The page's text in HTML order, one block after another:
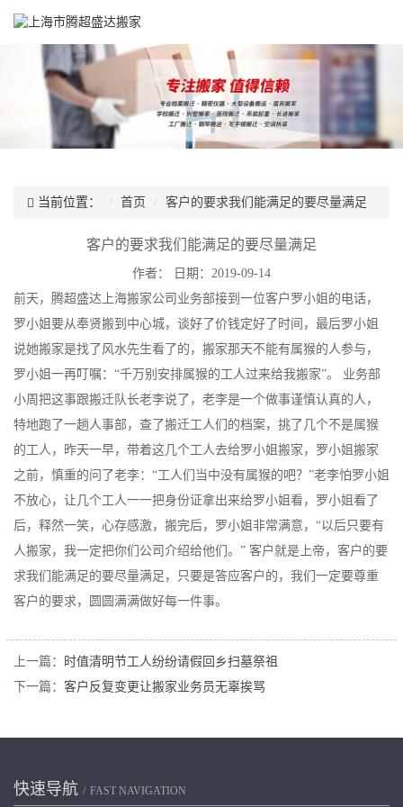
当前位置： 首页 客户的要求我们能满足的要尽量满足
客户的要求我们能满足的要尽量满足
作者：
日期：2019-09-14
前天，腾超盛达上海搬家公司业务部接到一位客户罗小姐的电话，
罗小姐要从奉贤搬到中心城，谈好了价钱定好了时间，最后罗小姐
说她搬家是找了风水先生看了的，搬家那天不能有属猴的人参与，
罗小姐一再叮嘱：“千万别安排属猴的工人过来给我搬家”。 业务部
小周把这事跟搬迁队长老李说了，老李是一个做事谨慎认真的人，
特地跑了一趟人事部，查了搬迁工人们的档案，挑了几个不是属猴
的工人，昨天一早，带着这几个工人去给罗小姐搬家，罗小姐搬家
之前，慎重的问了老李：“工人们当中没有属猴的吧？”老李怕罗小姐
不放心，让几个工人一一把身份证拿出来给罗小姐看，罗小姐看了
后，释然一笑，心存感激，搬完后，罗小姐非常满意，“以后只要有
人搬家，我一定把你们公司介绍给他们。” 客户就是上帝，客户的要
求我们能满足的要尽量满足，只要是答应客户的，我们一定要尊重
客户的要求，圆圆满满做好每一件事。
上一篇：
时值清明节工人纷纷请假回乡扫墓祭祖
下一篇： 客户反复变更让搬家业务员无辜挨骂
快速导航 FAST NAVIGATION